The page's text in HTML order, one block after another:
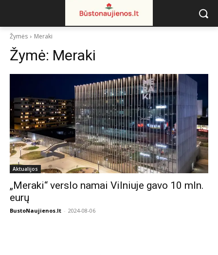
Žymės Meraki
Žymė: Meraki
Aktualijos
„Meraki“ verslo namai Vilniuje gavo 10 mln.
eurų
BustoNaujienos.lt - 2024-08-06